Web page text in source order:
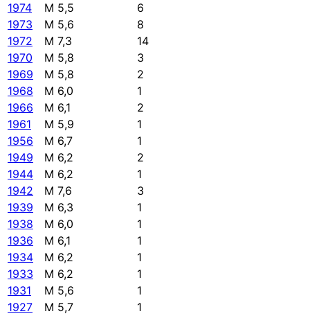
1974
M 5,5
6
1973
M 5,6
8
1972
M 7,3
14
1970
M 5,8
3
1969
M 5,8
2
1968
M 6,0
1
1966
M 6,1
2
1961
M 5,9
1
1956
M 6,7
1
1949
M 6,2
2
1944
M 6,2
1
1942
M 7,6
3
1939
M 6,3
1
1938
M 6,0
1
1936
M 6,1
1
1934
M 6,2
1
1933
M 6,2
1
1931
M 5,6
1
1927
M 5,7
1